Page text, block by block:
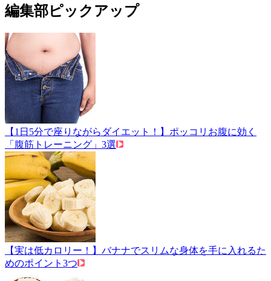
編集部ピックアップ
【1日5分で座りながらダイエット！】ポッコリお腹に効く
「腹筋トレーニング」3選
【実は低カロリー！】バナナでスリムな身体を手に入れるた
めのポイント3つ